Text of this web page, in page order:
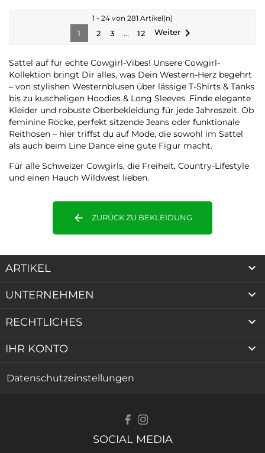
1 - 24 von 281 Artikel(n)
1 2 3 … 12 Weiter 
Sattel auf für echte Cowgirl-Vibes! Unsere Cowgirl-
Kollektion bringt Dir alles, was Dein Western-Herz begehrt
– von stylishen Westernblusen über lässige T-Shirts & Tanks
bis zu kuscheligen Hoodies & Long Sleeves. Finde elegante
Kleider und robuste Oberbekleidung für jede Jahreszeit. Ob
feminine Röcke, perfekt sitzende Jeans oder funktionale
Reithosen – hier triffst du auf Mode, die sowohl im Sattel
als auch beim Line Dance eine gute Figur macht.
Für alle Schweizer Cowgirls, die Freiheit, Country-Lifestyle
und einen Hauch Wildwest lieben.
arrow_back ZURÜCK ZU BEKLEIDUNG
ARTIKEL 
UNTERNEHMEN 
RECHTLICHES 
IHR KONTO 
Datenschutzeinstellungen
SOCIAL MEDIA